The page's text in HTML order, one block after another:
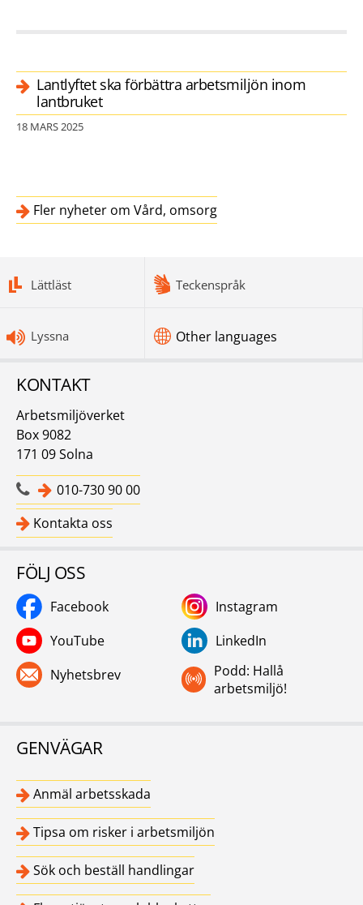
Lantlyftet ska förbättra arbetsmiljön inom
lantbruket
18 MARS 2025
Fler nyheter om Vård, omsorg
Lättläst Teckenspråk
Lyssna Other languages
KONTAKT
Arbetsmiljöverket
Box 9082
171 09 Solna
010-730 90 00
Kontakta oss
FÖLJ OSS
Facebook
Instagram
YouTube
LinkedIn
Nyhetsbrev
Podd: Hallå
arbetsmiljö!
GENVÄGAR
Anmäl arbetsskada
Tipsa om risker i arbetsmiljön
Sök och beställ handlingar